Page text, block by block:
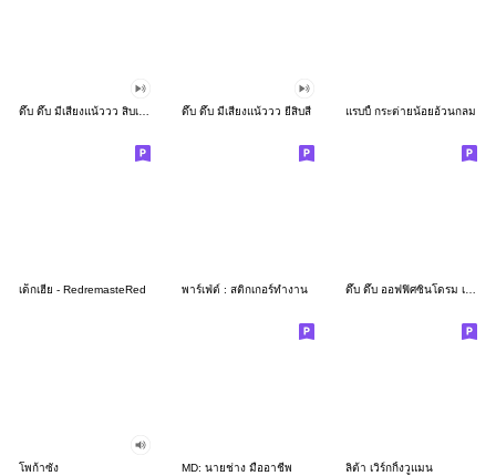
ดึ๊บ ดึ๊บ มีเสียงแน้ววว ยี่สิบสี่ แรบบี้ กระต่ายน้อยอ้วนกลม
เด็กเฮีย - RedremasteRed พาร์เฟ่ต์ : สติกเกอร์ทำงาน ดึ๊บ ดึ๊บ ออฟฟิศซินโดรม เจ็ด
โพก้าซัง MD: นายช่าง มืออาชีพ ลิต้า เวิร์กกิ้งวูแมน